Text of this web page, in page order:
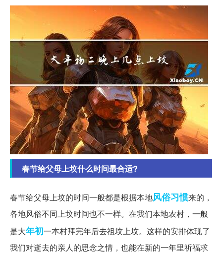
春节给父母上坟什么时间最合适?
春节给父母上坟的时间一般都是根据本地风俗习惯来的，
各地风俗不同上坟时间也不一样。在我们本地农村，一般
是大年初一本村拜完年后去祖坟上坟。这样的安排体现了
我们对逝去的亲人的思念之情，也能在新的一年里祈福求